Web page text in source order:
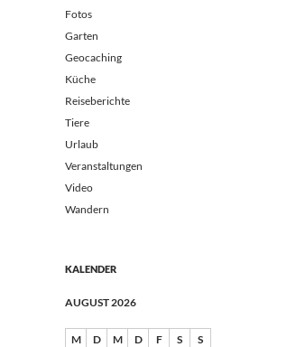
Fotos
Garten
Geocaching
Küche
Reiseberichte
Tiere
Urlaub
Veranstaltungen
Video
Wandern
KALENDER
AUGUST 2026
M D M D F S
S